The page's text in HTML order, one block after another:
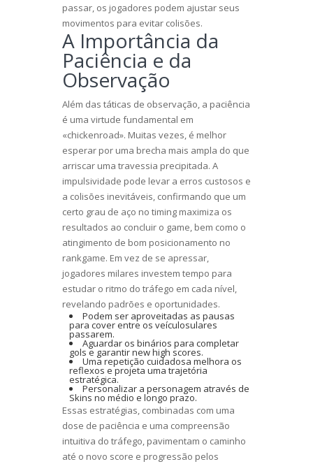
passar, os jogadores podem ajustar seus
movimentos para evitar colisões.
A Importância da
Paciência e da
Observação
Além das táticas de observação, a paciência
é uma virtude fundamental em
«chickenroad». Muitas vezes, é melhor
esperar por uma brecha mais ampla do que
arriscar uma travessia precipitada. A
impulsividade pode levar a erros custosos e
a colisões inevitáveis, confirmando que um
certo grau de aço no timing maximiza os
resultados ao concluir o game, bem como o
atingimento de bom posicionamento no
rankgame. Em vez de se apressar,
jogadores milares investem tempo para
estudar o ritmo do tráfego em cada nível,
revelando padrões e oportunidades.
Podem ser aproveitadas as pausas
para cover entre os veículosulares
passarem.
Aguardar os binários para completar
gols e garantir new high scores.
Uma repetição cuidadosa melhora os
reflexos e projeta uma trajetória
estratégica.
Personalizar a personagem através de
Skins no médio e longo prazo.
Essas estratégias, combinadas com uma
dose de paciência e uma compreensão
intuitiva do tráfego, pavimentam o caminho
até o novo score e progressão pelos